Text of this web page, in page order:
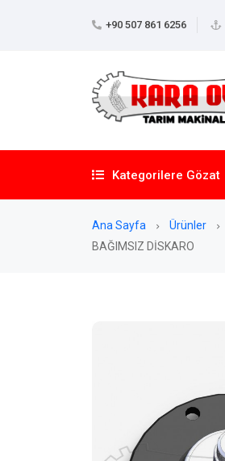
+90 507 861 6256
Kategorilere Gözat
Ana Sayfa Ürünler
BAĞIMSIZ DİSKARO